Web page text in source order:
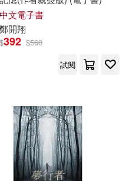
小鳳 郭秩
吉田尚記(1)
(2)
(2)
中文電子書
鄭開翔
$392 $560
試閱